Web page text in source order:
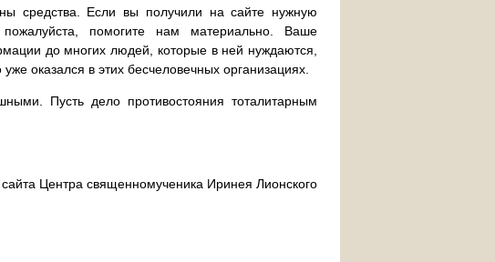
средства. Если вы получили на сайте нужную
помогите нам материально. Ваше
до многих людей, которые в ней нуждаются,
оказался в этих бесчеловечных организациях.
Пусть дело противостояния тоталитарным
Центра священномученика Иринея Лионского